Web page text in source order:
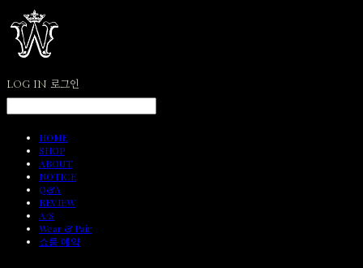
LOG IN 로그인
HOME
SHOP
ABOUT
NOTICE
Q&A
REVIEW
A/S
Wear & Pair
쇼룸 예약